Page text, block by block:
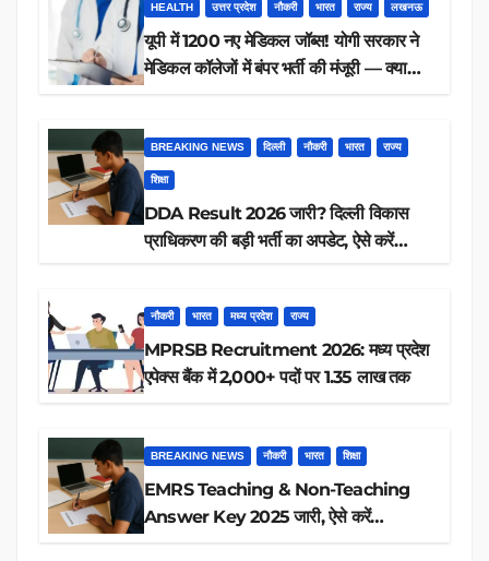
HEALTH उत्तर प्रदेश नौकरी भारत राज्य लखनऊ
यूपी में 1200 नए मेडिकल जॉब्स! योगी सरकार ने
मेडिकल कॉलेजों में बंपर भर्ती की मंजूरी — क्या
BREAKING NEWS दिल्ली नौकरी भारत राज्य
शिक्षा
DDA Result 2026 जारी? दिल्ली विकास
प्राधिकरण की बड़ी भर्ती का अपडेट, ऐसे करें
नौकरी भारत मध्य प्रदेश राज्य
MPRSB Recruitment 2026: मध्य प्रदेश
एपेक्स बैंक में 2,000+ पदों पर 1.35 लाख तक
BREAKING NEWS नौकरी भारत शिक्षा
EMRS Teaching & Non-Teaching
Answer Key 2025 जारी, ऐसे करें